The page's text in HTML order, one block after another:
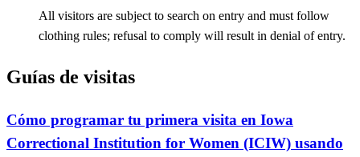
All visitors are subject to search on entry and must follow
clothing rules; refusal to comply will result in denial of entry.
Guías de visitas
Cómo programar tu primera visita en Iowa
Correctional Institution for Women (ICIW) usando